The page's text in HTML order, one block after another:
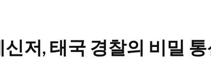
저, 태국 경찰의 비밀